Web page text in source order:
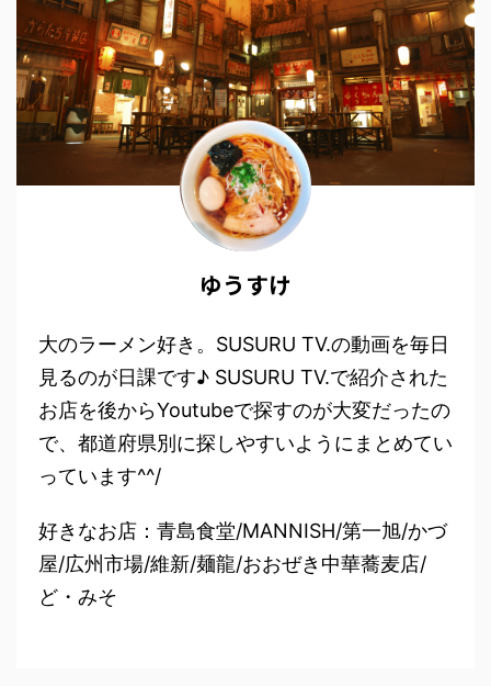
ゆうすけ
大のラーメン好き。SUSURU TV.の動画を毎日
見るのが日課です♪ SUSURU TV.で紹介された
お店を後からYoutubeで探すのが大変だったの
で、都道府県別に探しやすいようにまとめてい
っています^^/
好きなお店：青島食堂/MANNISH/第一旭/かづ
屋/広州市場/維新/麺龍/おおぜき中華蕎麦店/
ど・みそ